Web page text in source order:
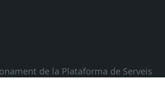
de la Plataforma de Serveis